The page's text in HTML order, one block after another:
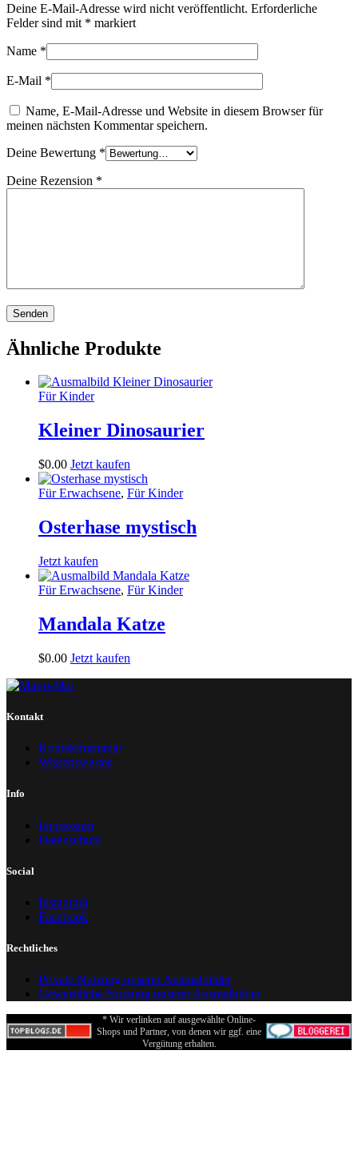
Deine E-Mail-Adresse wird nicht veröffentlicht. Erforderliche
Felder sind mit * markiert
Name *
E-Mail *
Name, E-Mail-Adresse und Website in diesem Browser für
meinen nächsten Kommentar speichern.
Deine Bewertung *
Deine Rezension *
Ähnliche Produkte
Für Kinder
Kleiner Dinosaurier
$0.00 Jetzt kaufen
Für Erwachsene, Für Kinder
Osterhase mystisch
Jetzt kaufen
Für Erwachsene, Für Kinder
Mandala Katze
$0.00 Jetzt kaufen
Kontakt
Kontaktformular
Wissenswertes
Info
Impressum
Datenschutz
Social
Instagram
Facebook
Rechtliches
Private Nutzung unserer Ausmalbilder
Gewerbliche Nutzung unserer Ausmalbilder
* Wir verlinken auf ausgewählte Online-
Shops und Partner, von denen wir ggf. eine
Vergütung erhalten.